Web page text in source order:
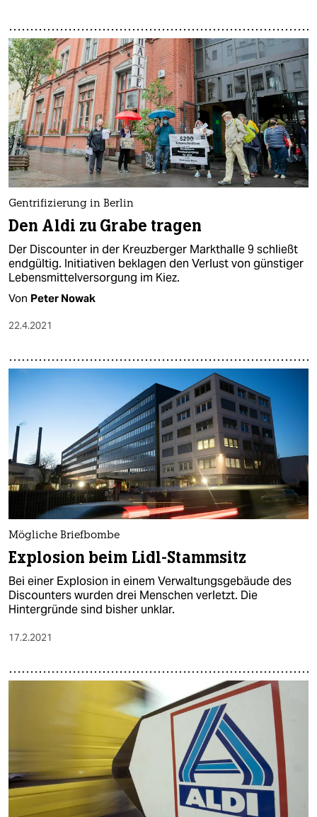
Gentrifizierung in Berlin
Den Aldi zu Grabe tragen
Der Discounter in der Kreuzberger Markthalle 9 schließt
endgültig. Initiativen beklagen den Verlust von günstiger
Lebensmittelversorgung im Kiez.
Von Peter Nowak
22.4.2021
Mögliche Briefbombe
Explosion beim Lidl-Stammsitz
Bei einer Explosion in einem Verwaltungsgebäude des
Discounters wurden drei Menschen verletzt. Die
Hintergründe sind bisher unklar.
17.2.2021